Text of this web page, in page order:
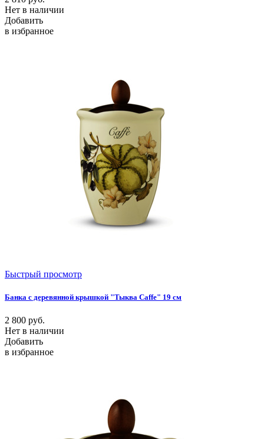
Нет в наличии
Добавить
в избранное
Быстрый просмотр
Банка с деревянной крышкой "Тыква Caffe" 19 см
2 800 руб.
Нет в наличии
Добавить
в избранное